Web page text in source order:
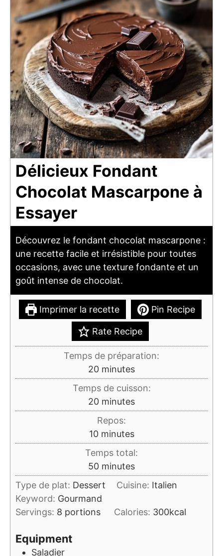
Délicieux Fondant
Chocolat Mascarpone à
Essayer
Découvrez le fondant chocolat mascarpone :
une recette facile et irrésistible pour toutes
occasions, avec une texture fondante et un
goût intense de chocolat.
Imprimer la recette Pin Recipe
Rate Recipe
Temps de préparation:
20minutes
minutes
Temps de cuisson:
20minutes
minutes
Repos:
10minutes
minutes
Temps total:
50minutes
minutes
Type de plat: Dessert Cuisine: Italien
Keyword: Gourmand
Servings: 8 portions Calories: 300kcal
Equipment
Saladier